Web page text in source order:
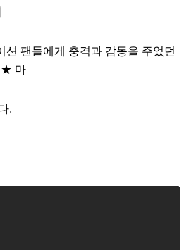
션 팬들에게 충격과 감동을 주었던
★ 마
.